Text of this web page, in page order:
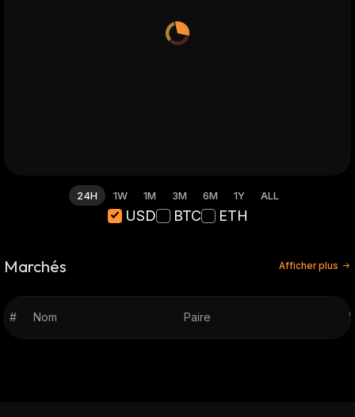
24H 1W 1M 3M 6M 1Y ALL
USD BTC ETH
Marchés Afficher plus
# Nom Paire